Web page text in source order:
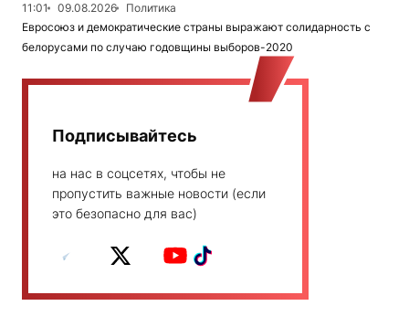
11:01
09.08.2026
Политика
Евросоюз и демократические страны выражают солидарность с
белорусами по случаю годовщины выборов-2020
Подписывайтесь
на нас в соцсетях, чтобы не
пропустить важные новости (если
это безопасно для вас)